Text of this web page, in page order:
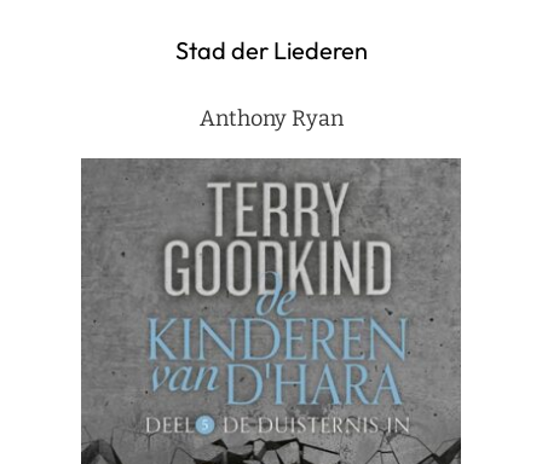
Stad der Liederen
Anthony Ryan